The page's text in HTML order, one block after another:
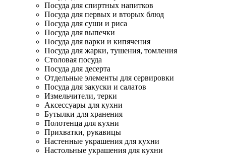
Посуда для спиртных напитков
Посуда для первых и вторых блюд
Посуда для суши и риса
Посуда для выпечки
Посуда для варки и кипячения
Посуда для жарки, тушения, томления
Столовая посуда
Посуда для десерта
Отдельные элементы для сервировки
Посуда для закуски и салатов
Измельчители, терки
Аксессуары для кухни
Бутылки для хранения
Полотенца для кухни
Прихватки, рукавицы
Настенные украшения для кухни
Настольные украшения для кухни